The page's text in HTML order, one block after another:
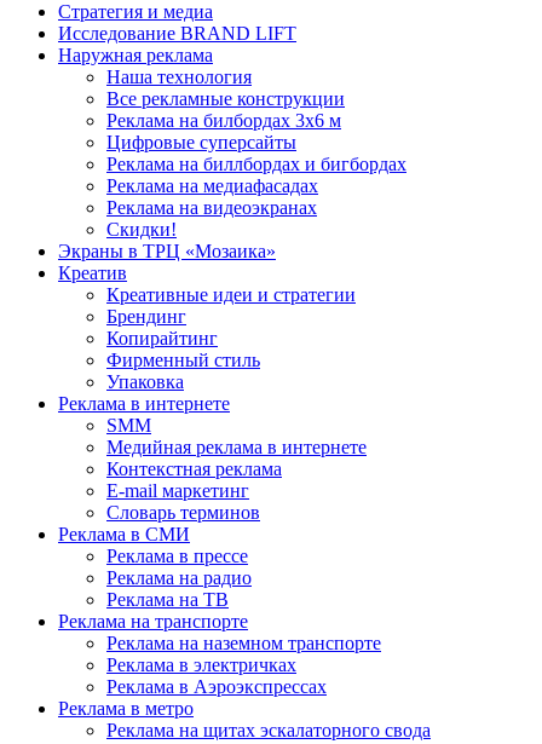
Стратегия и медиа
Исследование BRAND LIFT
Наружная реклама
Наша технология
Все рекламные конструкции
Реклама на билбордах 3х6 м
Цифровые суперсайты
Реклама на биллбордах и бигбордах
Реклама на медиафасадах
Реклама на видеоэкранах
Скидки!
Экраны в ТРЦ «Мозаика»
Креатив
Креативные идеи и стратегии
Брендинг
Копирайтинг
Фирменный стиль
Упаковка
Реклама в интернете
SMM
Медийная реклама в интернете
Контекстная реклама
E-mail маркетинг
Словарь терминов
Реклама в СМИ
Реклама в прессе
Реклама на радио
Реклама на ТВ
Реклама на транспорте
Реклама на наземном транспорте
Реклама в электричках
Реклама в Аэроэкспрессах
Реклама в метро
Реклама на щитах эскалаторного свода